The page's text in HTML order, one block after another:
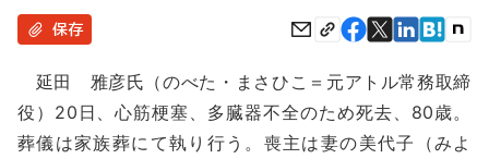
ツ
に
動
保存
延田 雅彦氏（のべた・まさひこ＝元アトル常務取締
役）20日、心筋梗塞、多臓器不全のため死去、80歳。
葬儀は家族葬にて執り行う。喪主は妻の美代子（みよ